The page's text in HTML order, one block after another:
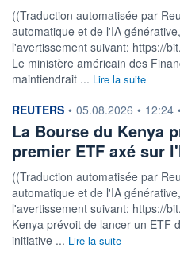
((Traduction automatisée par
automatique et de l'IA
l'avertissement suivant: https://
Le ministère américain des
maintiendrait ... Lire la suite
information fournie par
REUTERS • 05.08.2026 • 12:24 •
La Bourse du Kenya
premier ETF axé sur
((Traduction automatisée par
automatique et de l'IA
l'avertissement suivant: https://
Kenya prévoit de lancer un ETF
initiative ... Lire la suite